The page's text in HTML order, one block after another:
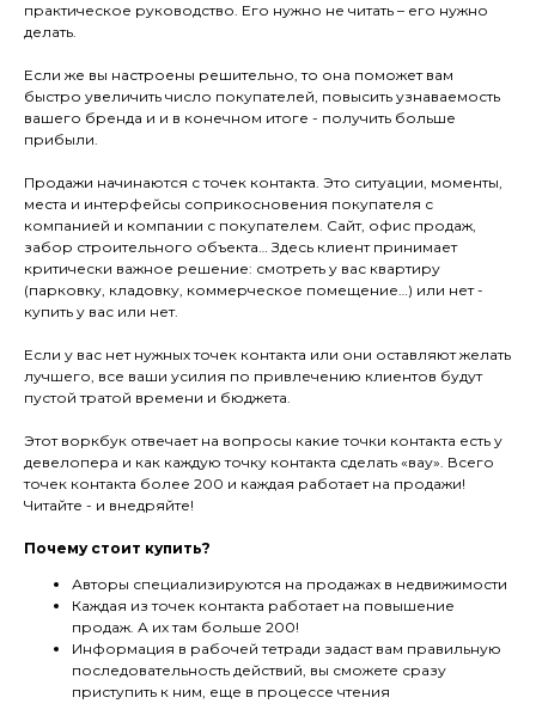
практическое руководство. Его нужно не читать – его нужно
делать.
Если же вы настроены решительно, то она поможет вам
быстро увеличить число покупателей, повысить узнаваемость
вашего бренда и и в конечном итоге - получить больше
прибыли.
Продажи начинаются с точек контакта. Это ситуации, моменты,
места и интерфейсы соприкосновения покупателя с
компанией и компании с покупателем. Сайт, офис продаж,
забор строительного объекта… Здесь клиент принимает
критически важное решение: смотреть у вас квартиру
(парковку, кладовку, коммерческое помещение…) или нет -
купить у вас или нет.
Если у вас нет нужных точек контакта или они оставляют желать
лучшего, все ваши усилия по привлечению клиентов будут
пустой тратой времени и бюджета.
Этот воркбук отвечает на вопросы какие точки контакта есть у
девелопера и как каждую точку контакта сделать «вау». Всего
точек контакта более 200 и каждая работает на продажи!
Читайте - и внедряйте!
Почему стоит купить?
Авторы специализируются на продажах в недвижимости
Каждая из точек контакта работает на повышение
продаж. А их там больше 200!
Информация в рабочей тетради задаст вам правильную
последовательность действий, вы сможете сразу
приступить к ним, еще в процессе чтения